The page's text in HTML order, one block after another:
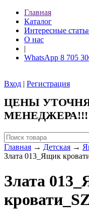
Главная
Каталог
Интересные
О нас
|
WhatsApp 8 705
Вход | Регистрация
ЦЕНЫ
МЕНЕДЖЕРА!!!
Главная → Детская →
Злата 013_Ящик
Злата